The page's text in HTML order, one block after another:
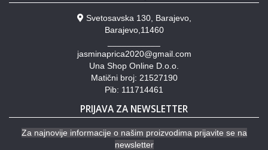
Svetosavska 130, Barajevo,
Barajevo,11460
jasminaprica2020@gmail.com
Una Shop Online D.o.o.
Matični broj: 21527190
Pib: 111714461
PRIJAVA ZA NEWSLETTER
Za najnovije informacije o našim proizvodima prijavite se na
newsletter